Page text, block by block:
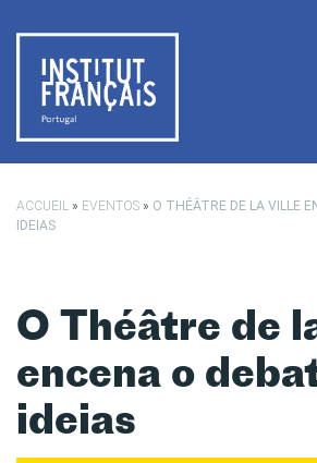
ACCUEIL » EVENTOS » O THÉÂTRE DE LA VILLE
IDEIAS
O Théâtre de
encena o
ideias